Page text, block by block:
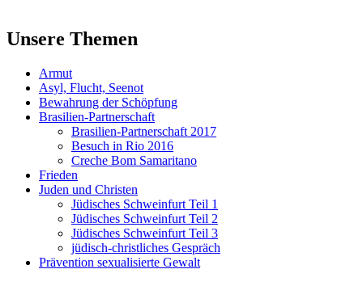
Unsere Themen
Armut
Asyl, Flucht, Seenot
Bewahrung der Schöpfung
Brasilien-Partnerschaft
Brasilien-Partnerschaft 2017
Besuch in Rio 2016
Creche Bom Samaritano
Frieden
Juden und Christen
Jüdisches Schweinfurt Teil 1
Jüdisches Schweinfurt Teil 2
Jüdisches Schweinfurt Teil 3
jüdisch-christliches Gespräch
Prävention sexualisierte Gewalt